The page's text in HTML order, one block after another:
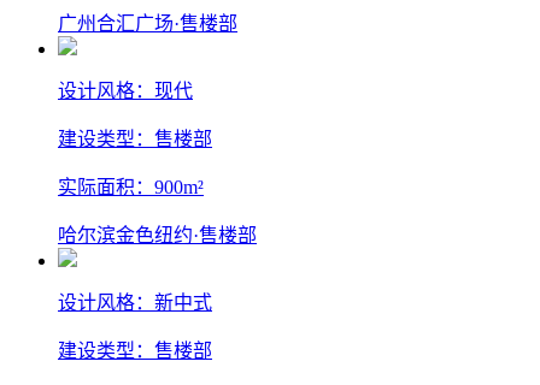
广州合汇广场·售楼部
设计风格：现代
建设类型：售楼部
实际面积：900m²
哈尔滨金色纽约·售楼部
设计风格：新中式
建设类型：售楼部